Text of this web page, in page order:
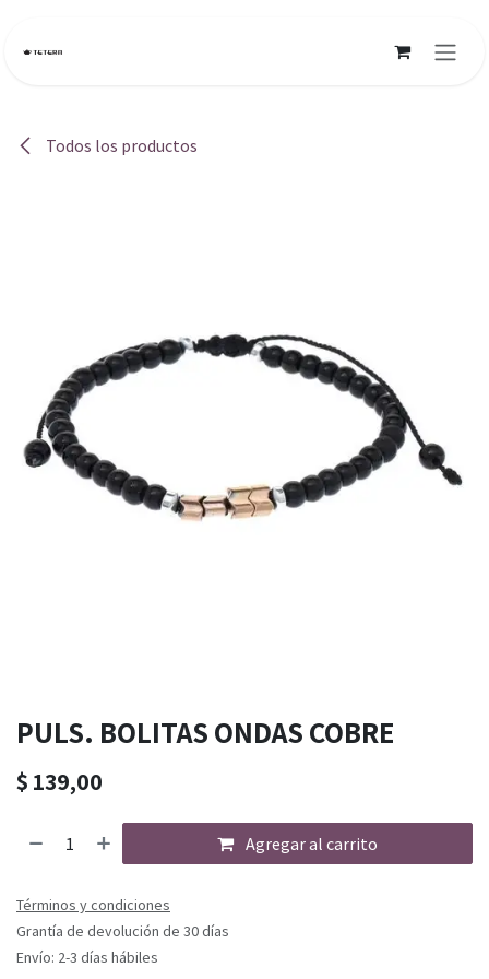
Todos los productos
PULS. BOLITAS ONDAS COBRE
$ 139,00
Agregar al carrito
Términos y condiciones
Grantía de devolución de 30 días
Envío: 2-3 días hábiles